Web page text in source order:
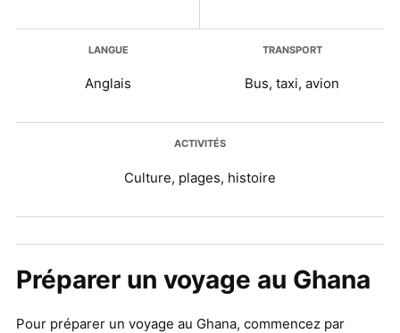
LANGUE
Anglais
TRANSPORT
Bus, taxi, avion
ACTIVITÉS
Culture, plages, histoire
Préparer un voyage au Ghana
Pour préparer un voyage au Ghana, commencez par